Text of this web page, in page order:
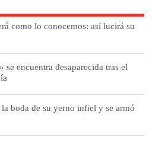
como lo conocemos: así lucirá su
encuentra desaparecida tras el
boda de su yerno infiel y se armó